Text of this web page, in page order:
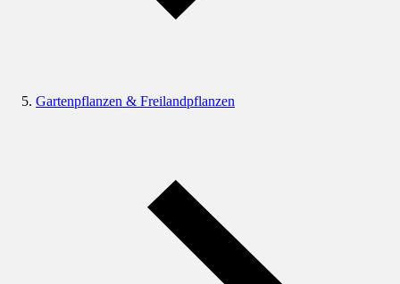
Gartenpflanzen & Freilandpflanzen